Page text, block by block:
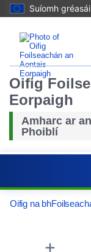
Suíomh
Oifig
Eorpaigh
Amharc ar
Phoiblí
Oifig na